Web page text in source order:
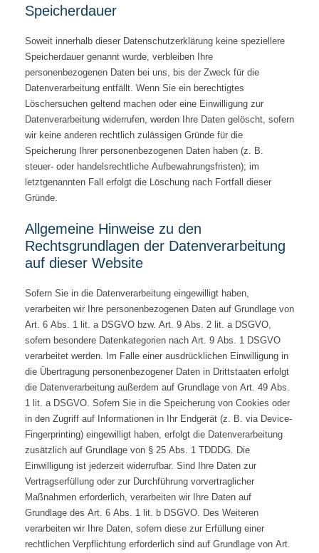
Speicherdauer
Soweit innerhalb dieser Datenschutzerklärung keine speziellere
Speicherdauer genannt wurde, verbleiben Ihre
personenbezogenen Daten bei uns, bis der Zweck für die
Datenverarbeitung entfällt. Wenn Sie ein berechtigtes
Löschersuchen geltend machen oder eine Einwilligung zur
Datenverarbeitung widerrufen, werden Ihre Daten gelöscht, sofern
wir keine anderen rechtlich zulässigen Gründe für die
Speicherung Ihrer personenbezogenen Daten haben (z. B.
steuer- oder handelsrechtliche Aufbewahrungsfristen); im
letztgenannten Fall erfolgt die Löschung nach Fortfall dieser
Gründe.
Allgemeine Hinweise zu den
Rechtsgrundlagen der Datenverarbeitung
auf dieser Website
Sofern Sie in die Datenverarbeitung eingewilligt haben,
verarbeiten wir Ihre personenbezogenen Daten auf Grundlage von
Art. 6 Abs. 1 lit. a DSGVO bzw. Art. 9 Abs. 2 lit. a DSGVO,
sofern besondere Datenkategorien nach Art. 9 Abs. 1 DSGVO
verarbeitet werden. Im Falle einer ausdrücklichen Einwilligung in
die Übertragung personenbezogener Daten in Drittstaaten erfolgt
die Datenverarbeitung außerdem auf Grundlage von Art. 49 Abs.
1 lit. a DSGVO. Sofern Sie in die Speicherung von Cookies oder
in den Zugriff auf Informationen in Ihr Endgerät (z. B. via Device-
Fingerprinting) eingewilligt haben, erfolgt die Datenverarbeitung
zusätzlich auf Grundlage von § 25 Abs. 1 TDDDG. Die
Einwilligung ist jederzeit widerrufbar. Sind Ihre Daten zur
Vertragserfüllung oder zur Durchführung vorvertraglicher
Maßnahmen erforderlich, verarbeiten wir Ihre Daten auf
Grundlage des Art. 6 Abs. 1 lit. b DSGVO. Des Weiteren
verarbeiten wir Ihre Daten, sofern diese zur Erfüllung einer
rechtlichen Verpflichtung erforderlich sind auf Grundlage von Art.